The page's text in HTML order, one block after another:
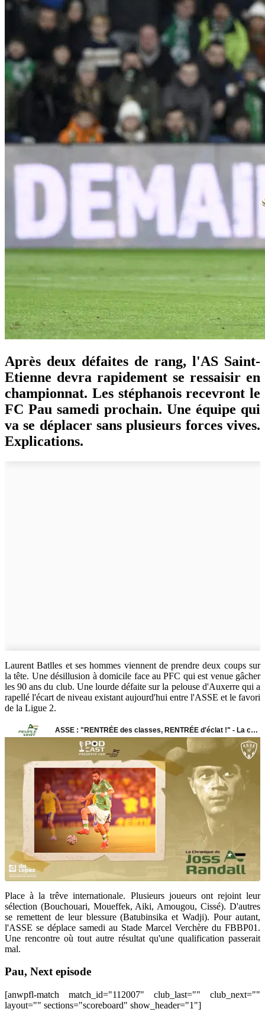
Après deux défaites de rang, l'AS Saint-
Etienne devra rapidement se ressaisir en
championnat. Les stéphanois recevront le
FC Pau samedi prochain. Une équipe qui
va se déplacer sans plusieurs forces vives.
Explications.
Laurent Batlles et ses hommes viennent de prendre deux coups sur
la tête. Une désillusion à domicile face au PFC qui est venue gâcher
les 90 ans du club. Une lourde défaite sur la pelouse d'Auxerre qui a
rapellé l'écart de niveau existant aujourd'hui entre l'ASSE et le favori
de la Ligue 2.
Place à la trêve internationale. Plusieurs joueurs ont rejoint leur
sélection (Bouchouari, Moueffek, Aiki, Amougou, Cissé). D'autres
se remettent de leur blessure (Batubinsika et Wadji). Pour autant,
l'ASSE se déplace samedi au Stade Marcel Verchère du FBBP01.
Une rencontre où tout autre résultat qu'une qualification passerait
mal.
Pau, Next episode
[anwpfl-match match_id="112007" club_last="" club_next=""
layout="" sections="scoreboard" show_header="1"]